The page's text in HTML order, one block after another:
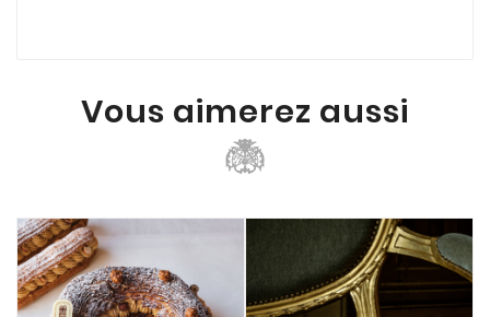
Vous aimerez aussi